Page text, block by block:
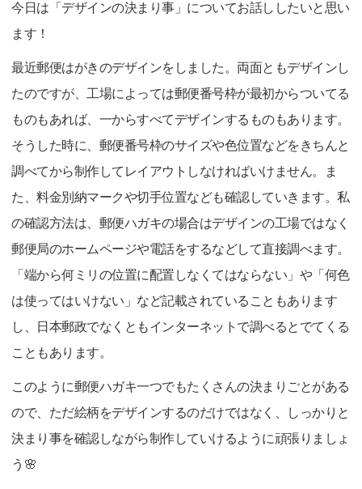
今日は「デザインの決まり事」についてお話ししたいと思い
ます！
最近郵便はがきのデザインをしました。両面ともデザインし
たのですが、工場によっては郵便番号枠が最初からついてる
ものもあれば、一からすべてデザインするものもあります。
そうした時に、郵便番号枠のサイズや色位置などをきちんと
調べてから制作してレイアウトしなければいけません。ま
た、料金別納マークや切手位置なども確認していきます。私
の確認方法は、郵便ハガキの場合はデザインの工場ではなく
郵便局のホームページや電話をするなどして直接調べます。
「端から何ミリの位置に配置しなくてはならない」や「何色
は使ってはいけない」など記載されていることもあります
し、日本郵政でなくともインターネットで調べるとでてくる
こともあります。
このように郵便ハガキ一つでもたくさんの決まりごとがある
ので、ただ絵柄をデザインするのだけではなく、しっかりと
決まり事を確認しながら制作していけるように頑張りましょ
う🌸